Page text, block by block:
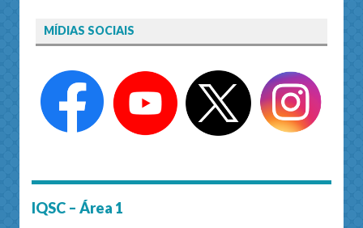
MÍDIAS SOCIAIS
IQSC – Área 1